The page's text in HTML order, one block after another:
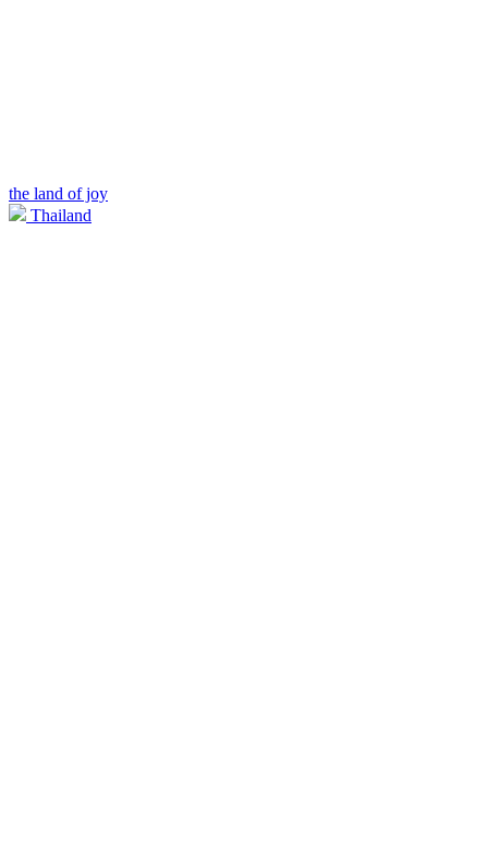
the land of joy
Thailand